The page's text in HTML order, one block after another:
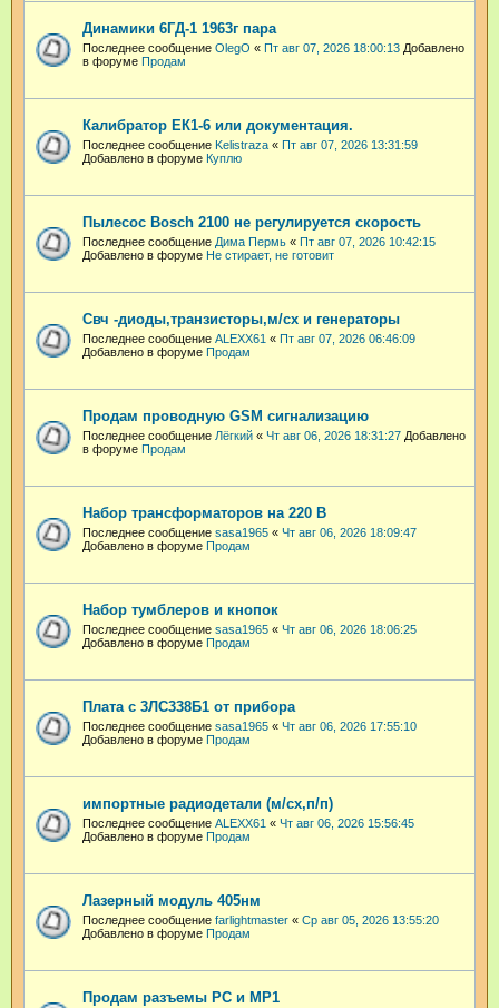
Динамики 6ГД-1 1963г пара
Последнее сообщение OlegO « Пт авг 07, 2026 18:00:13 Добавлено
в форуме Продам
Калибратор ЕК1-6 или документация.
Последнее сообщение Kelistraza « Пт авг 07, 2026 13:31:59
Добавлено в форуме Куплю
Пылесос Bosch 2100 не регулируется скорость
Последнее сообщение Дима Пермь « Пт авг 07, 2026 10:42:15
Добавлено в форуме Не стирает, не готовит
Свч -диоды,транзисторы,м/сх и генераторы
Последнее сообщение ALEXX61 « Пт авг 07, 2026 06:46:09
Добавлено в форуме Продам
Продам проводную GSM сигнализацию
Последнее сообщение Лёгкий « Чт авг 06, 2026 18:31:27 Добавлено
в форуме Продам
Набор трансформаторов на 220 В
Последнее сообщение sasa1965 « Чт авг 06, 2026 18:09:47
Добавлено в форуме Продам
Набор тумблеров и кнопок
Последнее сообщение sasa1965 « Чт авг 06, 2026 18:06:25
Добавлено в форуме Продам
Плата с 3ЛС338Б1 от прибора
Последнее сообщение sasa1965 « Чт авг 06, 2026 17:55:10
Добавлено в форуме Продам
импортные радиодетали (м/сх,п/п)
Последнее сообщение ALEXX61 « Чт авг 06, 2026 15:56:45
Добавлено в форуме Продам
Лазерный модуль 405нм
Последнее сообщение farlightmaster « Ср авг 05, 2026 13:55:20
Добавлено в форуме Продам
Продам разъемы РС и МР1